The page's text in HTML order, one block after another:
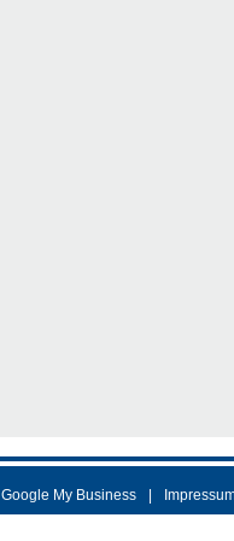
Google My Business